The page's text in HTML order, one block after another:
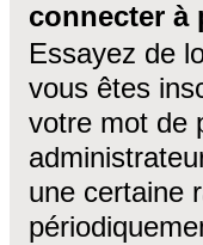
connecter à
Essayez de
vous êtes
votre mot de
une certaine